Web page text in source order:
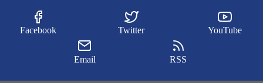
Facebook Twitter YouTube
Email RSS